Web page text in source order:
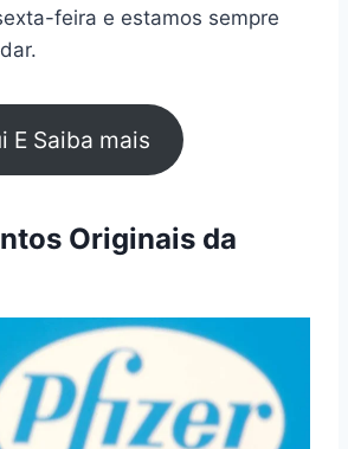
feira e estamos sempre
E Saiba mais
Originais da